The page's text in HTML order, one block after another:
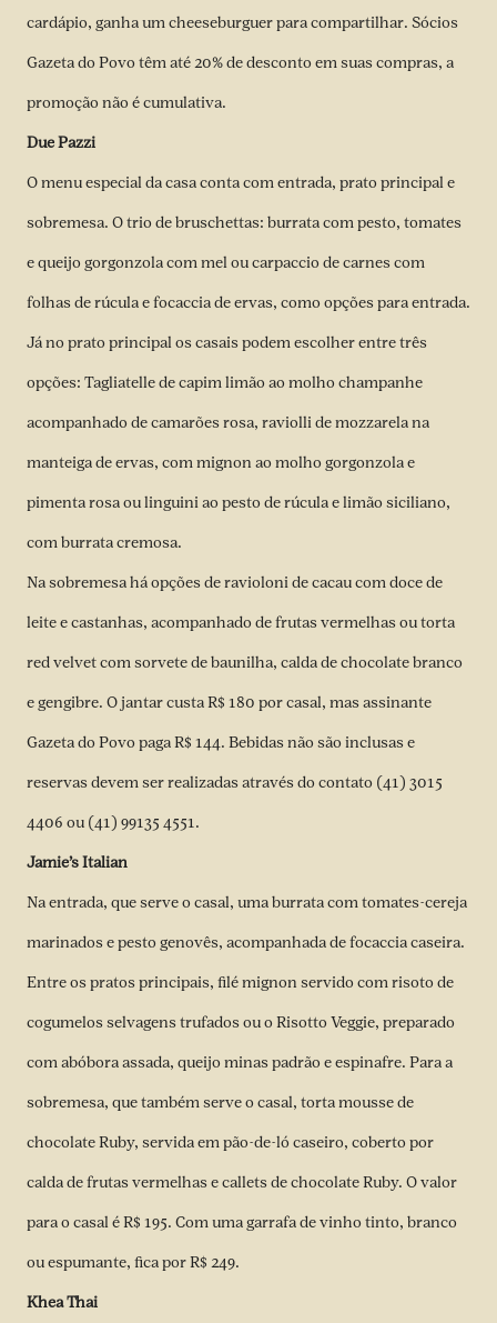
cardápio, ganha um cheeseburguer para compartilhar. Sócios
Gazeta do Povo têm até 20% de desconto em suas compras, a
promoção não é cumulativa.
Due Pazzi
O menu especial da casa conta com entrada, prato principal e
sobremesa. O trio de bruschettas: burrata com pesto, tomates
e queijo gorgonzola com mel ou carpaccio de carnes com
folhas de rúcula e focaccia de ervas, como opções para entrada.
Já no prato principal os casais podem escolher entre três
opções: Tagliatelle de capim limão ao molho champanhe
acompanhado de camarões rosa, raviolli de mozzarela na
manteiga de ervas, com mignon ao molho gorgonzola e
pimenta rosa ou linguini ao pesto de rúcula e limão siciliano,
com burrata cremosa.
Na sobremesa há opções de ravioloni de cacau com doce de
leite e castanhas, acompanhado de frutas vermelhas ou torta
red velvet com sorvete de baunilha, calda de chocolate branco
e gengibre. O jantar custa R$ 180 por casal, mas assinante
Gazeta do Povo paga R$ 144. Bebidas não são inclusas e
reservas devem ser realizadas através do contato (41) 3015
4406 ou (41) 99135 4551.
Jamie’s Italian
Na entrada, que serve o casal, uma burrata com tomates-cereja
marinados e pesto genovês, acompanhada de focaccia caseira.
Entre os pratos principais, filé mignon servido com risoto de
cogumelos selvagens trufados ou o Risotto Veggie, preparado
com abóbora assada, queijo minas padrão e espinafre. Para a
sobremesa, que também serve o casal, torta mousse de
chocolate Ruby, servida em pão-de-ló caseiro, coberto por
calda de frutas vermelhas e callets de chocolate Ruby. O valor
para o casal é R$ 195. Com uma garrafa de vinho tinto, branco
ou espumante, fica por R$ 249.
Khea Thai